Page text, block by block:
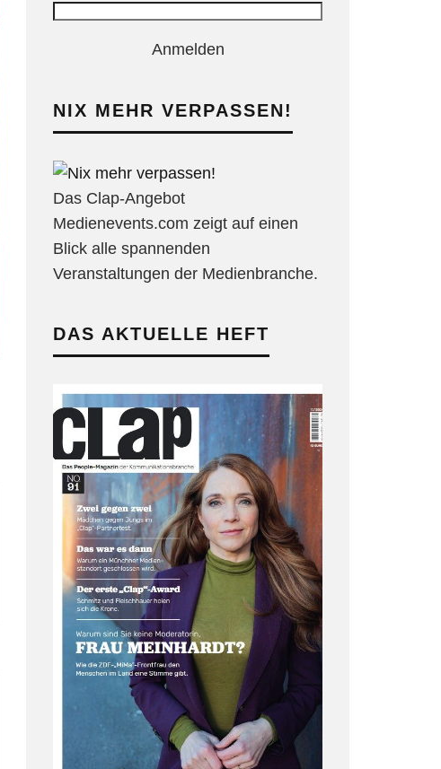
Anmelden
NIX MEHR VERPASSEN!
Das Clap-Angebot
Medienevents.com zeigt auf einen
Blick alle spannenden
Veranstaltungen der Medienbranche.
DAS AKTUELLE HEFT